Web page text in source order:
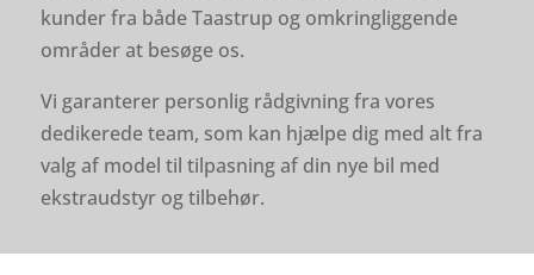
kunder fra både Taastrup og omkringliggende
områder at besøge os.
Vi garanterer personlig rådgivning fra vores
dedikerede team, som kan hjælpe dig med alt fra
valg af model til tilpasning af din nye bil med
ekstraudstyr og tilbehør.